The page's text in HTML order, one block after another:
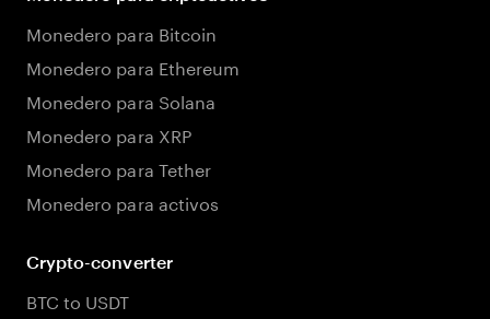
Monedero para Bitcoin
Monedero para Ethereum
Monedero para Solana
Monedero para XRP
Monedero para Tether
Monedero para activos
Crypto-converter
BTC to USDT